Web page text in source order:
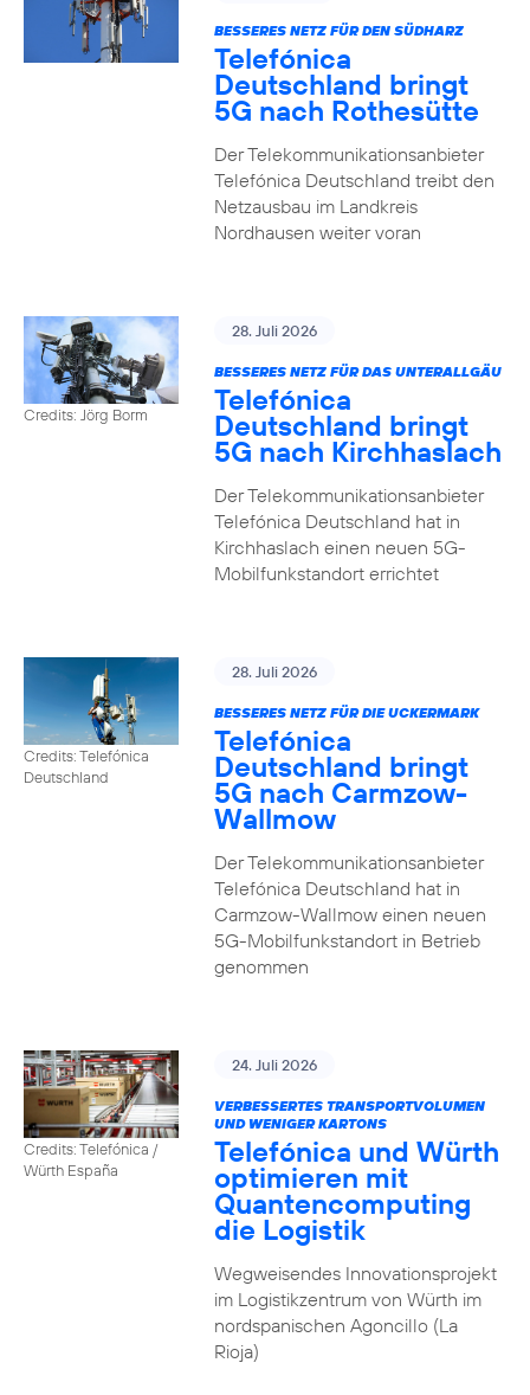
BESSERES NETZ FÜR DEN SÜDHARZ
Telefónica
Deutschland bringt
5G nach Rothesütte
Der Telekommunikationsanbieter
Telefónica Deutschland treibt den
Netzausbau im Landkreis
Nordhausen weiter voran
Credits: Jörg Borm
28. Juli 2026
BESSERES NETZ FÜR DAS UNTERALLGÄU
Telefónica
Deutschland bringt
5G nach Kirchhaslach
Der Telekommunikationsanbieter
Telefónica Deutschland hat in
Kirchhaslach einen neuen 5G-
Mobilfunkstandort errichtet
Credits: Telefónica
Deutschland
28. Juli 2026
BESSERES NETZ FÜR DIE UCKERMARK
Telefónica
Deutschland bringt
5G nach Carmzow-
Wallmow
Der Telekommunikationsanbieter
Telefónica Deutschland hat in
Carmzow-Wallmow einen neuen
5G-Mobilfunkstandort in Betrieb
genommen
Credits: Telefónica /
Würth España
24. Juli 2026
VERBESSERTES TRANSPORTVOLUMEN
UND WENIGER KARTONS
Telefónica und Würth
optimieren mit
Quantencomputing
die Logistik
Wegweisendes Innovationsprojekt
im Logistikzentrum von Würth im
nordspanischen Agoncillo (La
Rioja)